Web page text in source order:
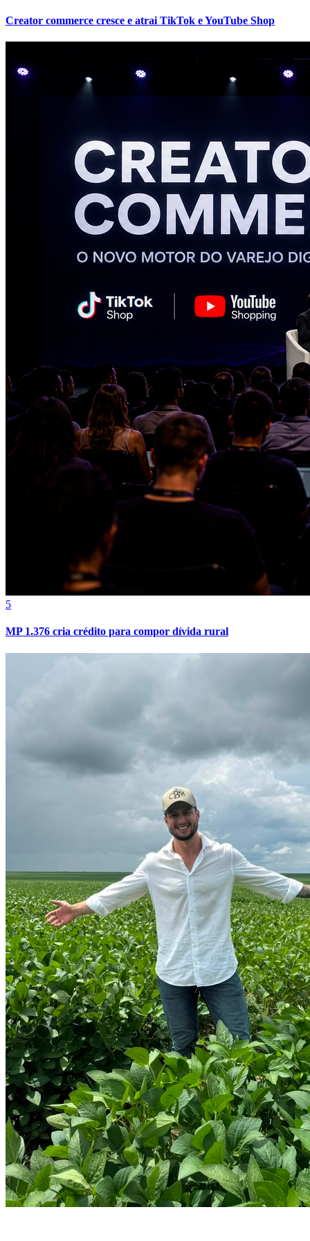
Atlético-MG
Creator commerce cresce e atrai TikTok e YouTube Shop
5
MP 1.376 cria crédito para compor dívida rural